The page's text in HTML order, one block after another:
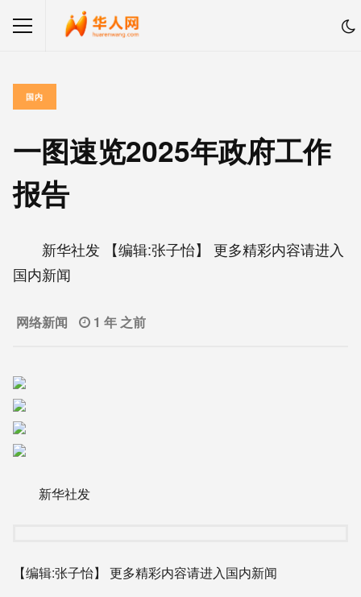
国内
一图速览2025年政府工作
报告
新华社发 【编辑:张子怡】 更多精彩内容请进入
国内新闻
网络新闻 1 年 之前
新华社发
【编辑:张子怡】 更多精彩内容请进入国内新闻